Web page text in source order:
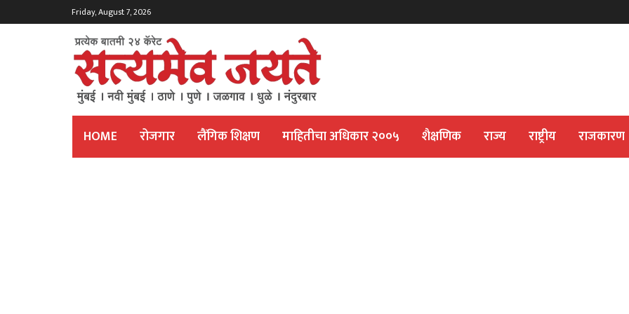
Friday, August 7, 2026
HOME रोजगार लैंगिक शिक्षण माहितीचा अधिकार २००५ शैक्षणिक राज्य राष्ट्रीय राजकारण